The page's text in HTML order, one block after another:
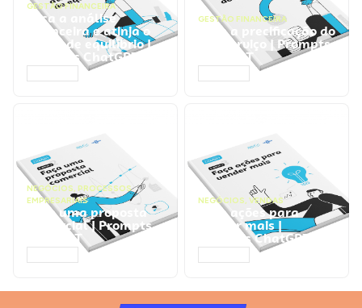
GESTÃO FINANCEIRA
Faça a análise
financeira e atinja o
ponto de equilíbrio |
Prompts ChatGPT
GESTÃO FINANCEIRA
Faça a precificação do
seu serviço | Prompts
ChatGPT
NEGÓCIOS, PROCESSOS
EMPRESARIAIS
Faça uma proposta
comercial | Prompts
ChatGPT
NEGÓCIOS, VENDAS
Faça ações para
vender mais |
Prompts ChatGPT